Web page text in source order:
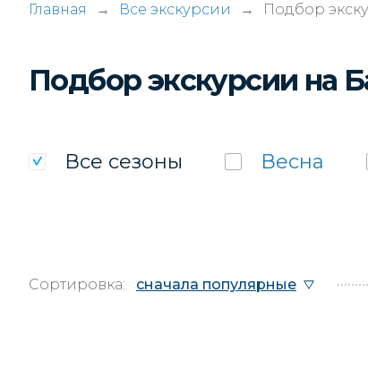
Главная → Все экскурсии → Подбор
Подбор экскурсии на
Все сезоны Весна
Сортировка: сначала популярные